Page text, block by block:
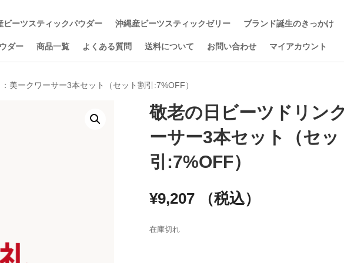
ビーツスティックパウダー 沖縄産ビーツスティックゼリー ブランド誕生のきっかけ
ダー 商品一覧 よくある質問 送料について お問い合わせ マイアカウント
美ークワーサー3本セット（セット割引:7%OFF）
敬老の日ビーツドリン
ーサー3本セット（セッ
引:7%OFF）
¥9,207 （税込）
在庫切れ